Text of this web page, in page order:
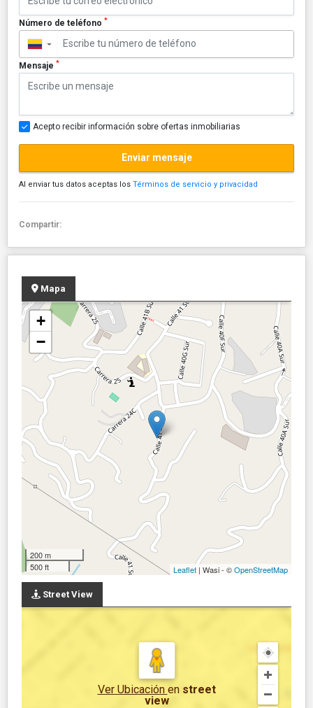
Número de teléfono *
▼
Mensaje *
Acepto recibir información sobre ofertas inmobiliarias
Enviar mensaje
Al enviar tus datos aceptas los Términos de servicio y privacidad
Compartir:
Mapa
+
−
200 m
500 ft
Leaflet | Wasi - ©OpenStreetMap
Street View
Ver Ubicación en street
view